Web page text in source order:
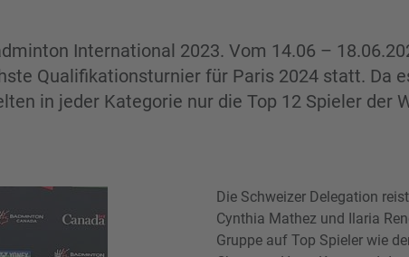
International 2023. Vom 14.06 –
Qualifikationsturnier für Paris 2024 statt. Da
in jeder Kategorie nur die Top 12 Spieler der
Die Schweizer Delegation
Cynthia Mathez und Ilaria
Gruppe auf Top Spieler wie